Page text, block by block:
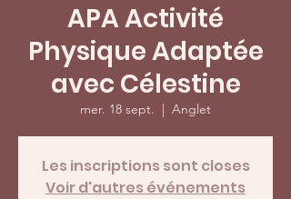
APA Activité
Physique Adaptée
avec Célestine
mer. 18 sept.
  |
Anglet
Les inscriptions sont closes
Voir d'autres événements